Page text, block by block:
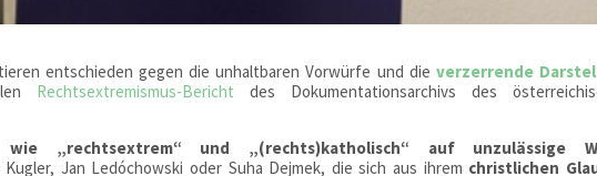
entschieden gegen die unhaltbaren Vorwürfe und die verzerrende
Rechtsextremismus-Bericht des Dokumentationsarchivs des
wie „rechtsextrem“ und „(rechts)katholisch“ auf unzulässige
Jan Ledóchowski oder Suha Dejmek, die sich aus ihrem christlichen